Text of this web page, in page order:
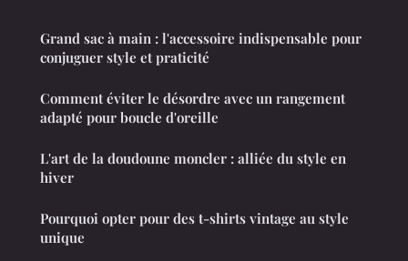
Grand sac à main : l'accessoire indispensable pour
conjuguer style et praticité
Comment éviter le désordre avec un rangement
adapté pour boucle d'oreille
L'art de la doudoune moncler : alliée du style en
hiver
Pourquoi opter pour des t-shirts vintage au style
unique